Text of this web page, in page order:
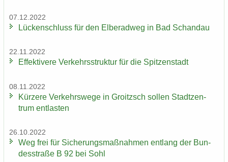
07.12.2022
Lü­cken­schluss für den El­be­rad­weg in Bad Schand­au
22.11.2022
Ef­fek­ti­ve­re Ver­kehrs­struk­tur für die Spit­zen­stadt
08.11.2022
Kür­ze­re Ver­kehrs­we­ge in Groitzsch sol­len Stadt­zen­
trum ent­las­ten
26.10.2022
Weg frei für Si­che­rungs­maß­nah­men ent­lang der Bun­
des­stra­ße B 92 bei Sohl